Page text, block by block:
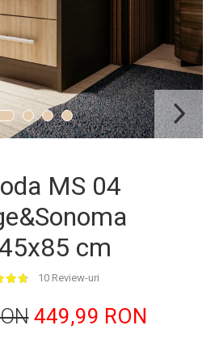
MS 04
cm
10 Review-uri
449,99 RON